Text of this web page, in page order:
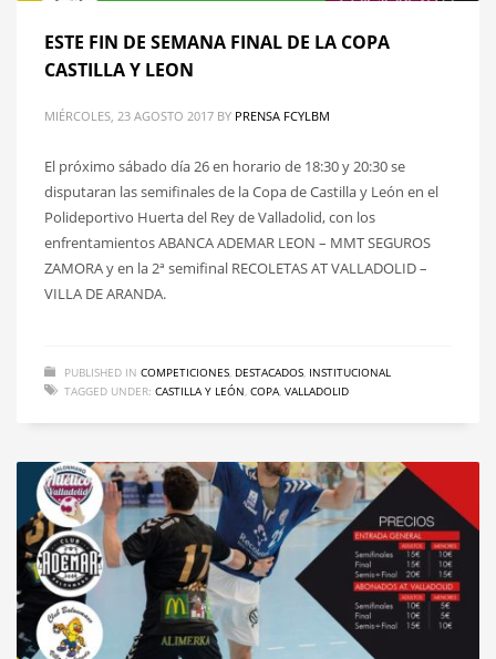
ESTE FIN DE SEMANA FINAL DE LA COPA
CASTILLA Y LEON
MIÉRCOLES, 23 AGOSTO 2017 BY PRENSA FCYLBM
El próximo sábado día 26 en horario de 18:30 y 20:30 se
disputaran las semifinales de la Copa de Castilla y León en el
Polideportivo Huerta del Rey de Valladolid, con los
enfrentamientos ABANCA ADEMAR LEON – MMT SEGUROS
ZAMORA y en la 2ª semifinal RECOLETAS AT VALLADOLID –
VILLA DE ARANDA.
PUBLISHED IN COMPETICIONES DESTACADOS INSTITUCIONAL
TAGGED UNDER: CASTILLA Y LEÓN COPA VALLADOLID